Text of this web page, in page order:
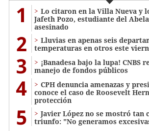
1
Lo citaron en la Villa Nueva y
Jafeth Pozo, estudiante del
asesinado
2
Lluvias en apenas seis
temperaturas en otros este
3
¡Banadesa bajo la lupa! CNBS
manejo de fondos públicos
4
CPH denuncia amenazas y
conoce el caso de Roosevelt
protección
5
Javier López no se mostró tan
triunfo: "No generamos